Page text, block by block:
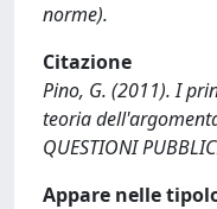
norme).
Citazione
Pino, G. (2011). I
teoria
QUESTIONI
Appare nelle